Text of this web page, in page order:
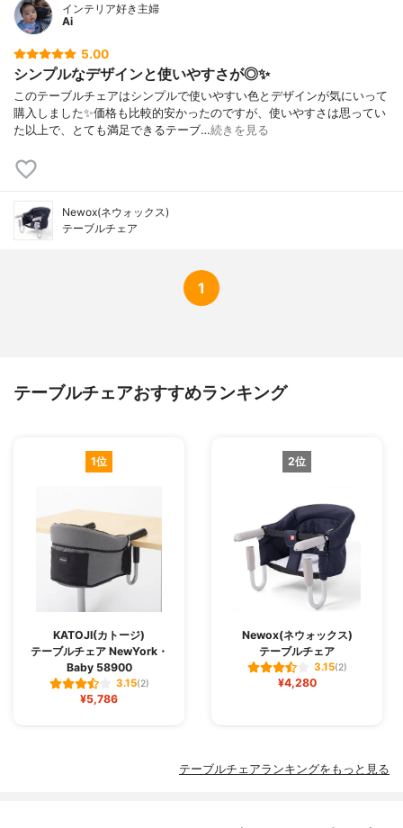
インテリア好き主婦
Ai
5.00
シンプルなデザインと使いやすさが◎✨
このテーブルチェアはシンプルで使いやすい色とデザインが気にいって
購入しました✨価格も比較的安かったのですが、使いやすさは思ってい
た以上で、とても満足できるテーブ…続きを見る
Newox(ネウォックス)
テーブルチェア
1
テーブルチェアおすすめランキング
1位
KATOJI(カトージ)
テーブルチェア NewYork・
Baby 58900
3.15(2)
¥5,786
2位
Newox(ネウォックス)
テーブルチェア
3.15(2)
¥4,280
テーブルチェアランキングをもっと見る